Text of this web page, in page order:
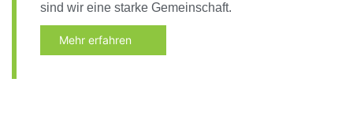
sind wir eine starke Gemeinschaft.
Mehr erfahren